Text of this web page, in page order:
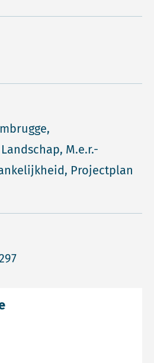
M.e.r.-
Projectplan